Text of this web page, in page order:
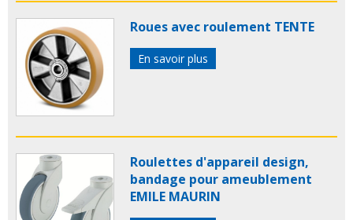
Roues avec roulement TENTE
En savoir plus
Roulettes d'appareil design,
bandage pour ameublement
EMILE MAURIN